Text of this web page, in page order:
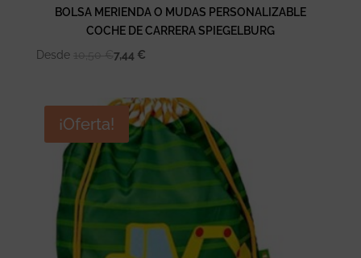
BOLSA MERIENDA O MUDAS PERSONALIZABLE
COCHE DE CARRERA SPIEGELBURG
Desde
7,44 €
¡Oferta!